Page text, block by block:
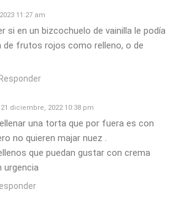
11:27 am
si en un bizcochuelo de vainilla le podía
de frutos rojos como relleno, o de
Responder
21 diciembre, 2022 10:38 pm
una torta que por fuera es con
no quieren majar nuez .
que puedan gustar con crema
urgencia